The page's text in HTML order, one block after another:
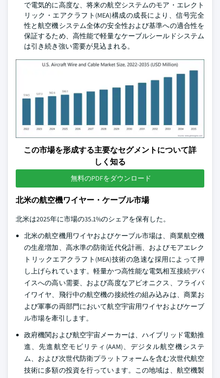
で電気的に高度な、将来の航空システムのモア・エレクト
リック・エアクラフト(MEA)構成の成長により、信号完全
性と航空機システム全体の安全性および基準への適合性を
保証するため、高性能で軽量なケーブルシールドシステム
は引き続き強い需要が見込まれる。
この市場を形成する主要なセグメントについて詳
しく知る
無料のPDFをダウンロード
北米の航空機ワイヤー・ケーブル市場
北米は2025年に市場の35.1%のシェアを保有した。
北米の航空機用ワイヤおよびケーブル市場は、商業航空機
の生産増加、高水準の防衛近代化計画、およびモアエレク
トリックエアクラフト(MEA)技術の急速な採用によって押
し上げられています。軽量かつ高性能な電気相互接続デバ
イスへの高い需要、および高度なアビオニクス、フライバ
イワイヤ、飛行中の航空機の接続性の組み込みは、商業お
よび軍事の両部門において航空宇宙用ワイヤおよびケーブ
ル市場を牽引します。
政府機関および航空宇宙メーカーは、ハイブリッド電動推
進、先進航空モビリティ(AAM)、デジタル航空機システ
ム、および次世代防衛プラットフォームを含む次世代航空
技術に多額の投資を行っています。この地域は、航空機製